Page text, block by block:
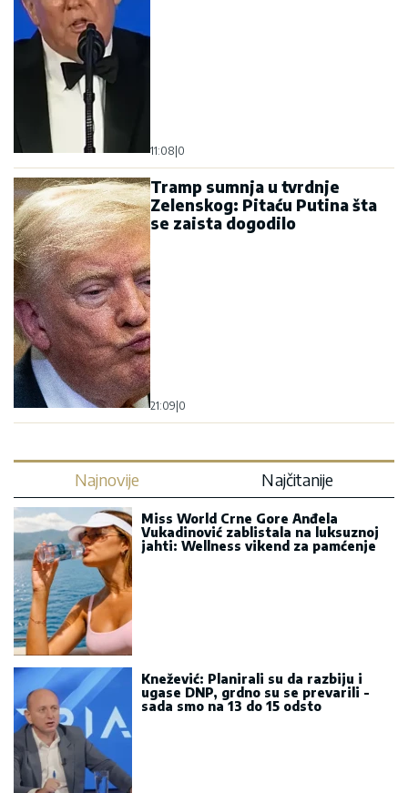
11:08 0
Tramp sumnja u tvrdnje
Zelenskog: Pitaću Putina šta
se zaista dogodilo
21:09 0
Najnovije Najčitanije
Miss World Crne Gore Anđela
Vukadinović zablistala na luksuznoj
jahti: Wellness vikend za pamćenje
Knežević: Planirali su da razbiju i
ugase DNP, grdno su se prevarili -
sada smo na 13 do 15 odsto